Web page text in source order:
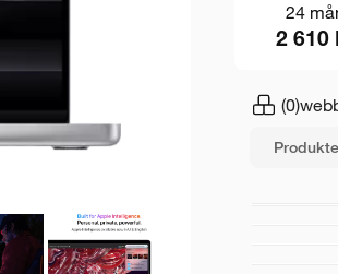
(0)
24
2 610